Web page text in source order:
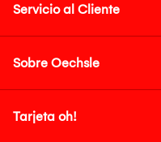
Servicio al Cliente
Sobre Oechsle
Tarjeta oh!